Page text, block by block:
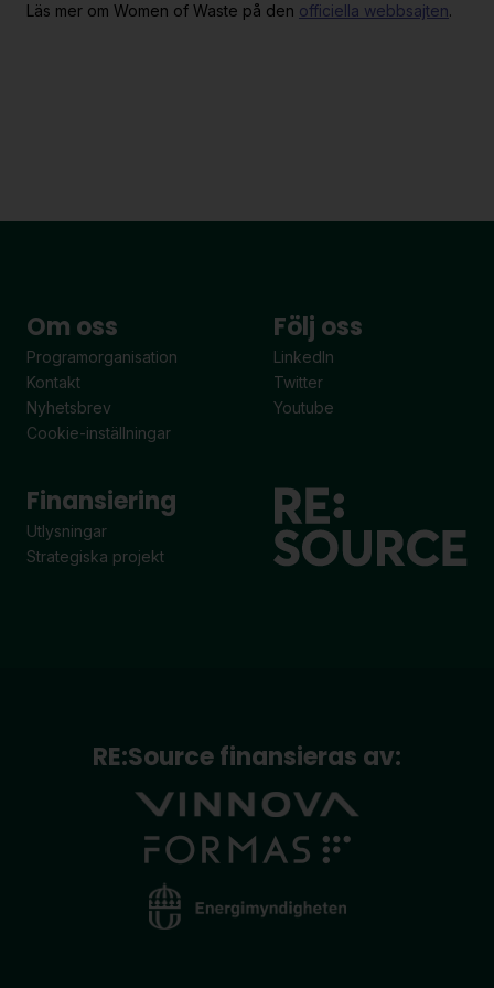
Läs mer om Women of Waste på den officiella webbsajten.
Om oss
Programorganisation
Kontakt
Nyhetsbrev
Cookie-inställningar
Följ oss
LinkedIn
Twitter
Youtube
Finansiering
Utlysningar
Strategiska projekt
RE:Source finansieras av: